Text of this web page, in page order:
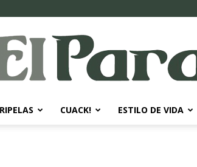
CUACK! ESTILO DE VIDA